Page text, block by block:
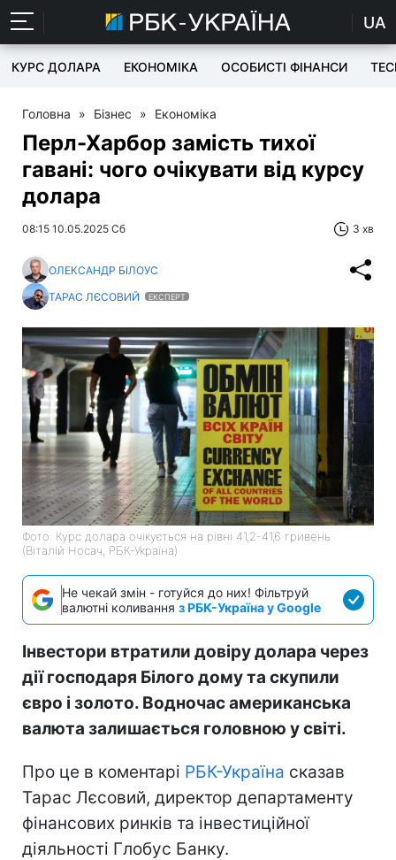
UA
КУРС ДОЛАРА ЕКОНОМІКА ОСОБИСТІ ФІНАНСИ
Головна » Бізнес » Економіка
Перл-Харбор замість тихої
гавані: чого очікувати від курсу
долара
08:15 10.05.2025 Сб 3 хв
ОЛЕКСАНДР БІЛОУС
ТАРАС ЛЄСОВИЙ
ЕКСПЕРТ
Фото: Курс долара очікується на рівні 41,2-41,6 гривень
(Віталій Носач, РБК-Україна)
Не чекай змін - готуйся до них! Фільтруй
валютні коливання з РБК-Україна у Google
Інвестори втратили довіру долара через
дії господаря Білого дому та скупили
євро і золото. Водночас американська
валюта залишається головною у світі.
Про це в коментарі РБК-Україна сказав
Тарас Лєсовий, директор департаменту
фінансових ринків та інвестиційної
діяльності Глобус Банку.